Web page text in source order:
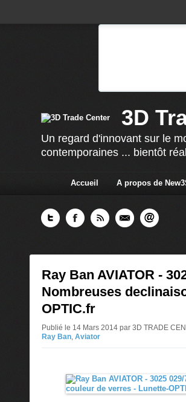
3D
Un regard d'innovant sur le
contemporaines ... bientôt
Accueil A propos de
Ray Ban AVIATOR -
Nombreuses
OPTIC.fr
Publié le 14 Mars 2014 par 3D TRADE
Ray Ban, Aviator